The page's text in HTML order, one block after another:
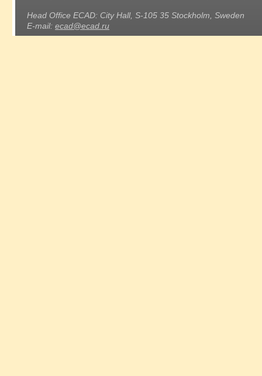
Head Office ECAD: City Hall, S-105 35 Stockholm, Sweden
E-mail: ecad@ecad.ru